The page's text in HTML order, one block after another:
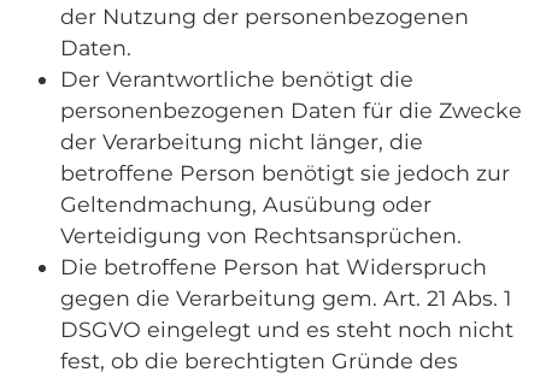
der Nutzung der personenbezogenen
Daten.
Der Verantwortliche benötigt die
personenbezogenen Daten für die Zwecke
der Verarbeitung nicht länger, die
betroffene Person benötigt sie jedoch zur
Geltendmachung, Ausübung oder
Verteidigung von Rechtsansprüchen.
Die betroffene Person hat Widerspruch
gegen die Verarbeitung gem. Art. 21 Abs. 1
DSGVO eingelegt und es steht noch nicht
fest, ob die berechtigten Gründe des